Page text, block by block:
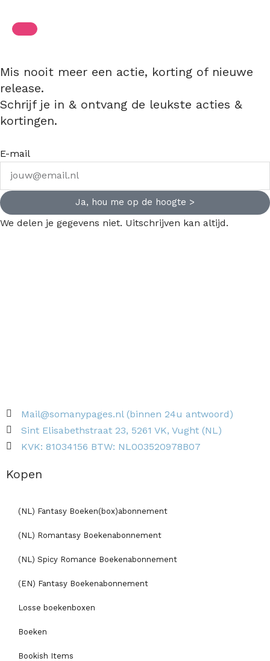
Mis nooit meer een actie, korting of nieuwe
release.
Schrijf je in & ontvang de leukste acties &
kortingen.
E-mail
Ja, hou me op de hoogte >
We delen je gegevens niet. Uitschrijven kan altijd.
Mail@somanypages.nl (binnen 24u antwoord)
Sint Elisabethstraat 23, 5261 VK, Vught (NL)
KVK: 81034156 BTW: NL003520978B07
Kopen
(NL) Fantasy Boeken(box)abonnement
(NL) Romantasy Boekenabonnement
(NL) Spicy Romance Boekenabonnement
(EN) Fantasy Boekenabonnement
Losse boekenboxen
Boeken
Bookish Items